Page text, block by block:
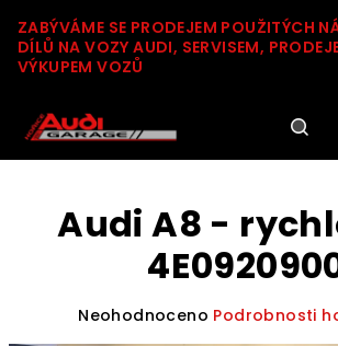
na
obsah
ZABÝVÁME SE PRODEJEM POUŽITÝCH
DÍLŮ NA VOZY AUDI, SERVISEM,
VÝKUPEM VOZŮ
Audi A8 -
Průměrné
Neohodnoceno Podrobnosti